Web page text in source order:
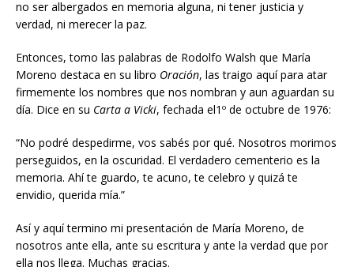
no ser albergados en memoria alguna, ni tener justicia y
verdad, ni merecer la paz.
Entonces, tomo las palabras de Rodolfo Walsh que María
Moreno destaca en su libro Oración, las traigo aquí para atar
firmemente los nombres que nos nombran y aun aguardan su
día. Dice en su Carta a Vicki, fechada el1º de octubre de 1976:
“No podré despedirme, vos sabés por qué. Nosotros morimos
perseguidos, en la oscuridad. El verdadero cementerio es la
memoria. Ahí te guardo, te acuno, te celebro y quizá te
envidio, querida mía.”
Así y aquí termino mi presentación de María Moreno, de
nosotros ante ella, ante su escritura y ante la verdad que por
ella nos llega. Muchas gracias.